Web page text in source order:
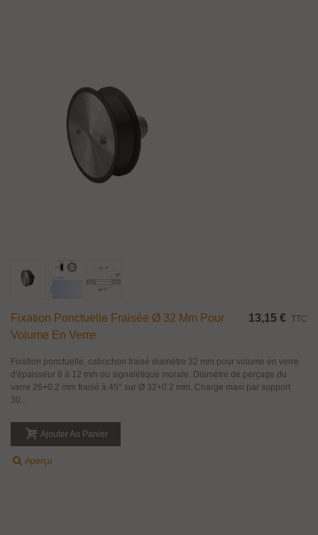
Fixation Ponctuelle Fraisée Ø 32 Mm Pour
Volume En Verre
13,15 € TTC
Fixation ponctuelle, cabochon fraisé diamètre 32 mm pour volume en verre
d'épaisseur 8 à 12 mm ou signalétique murale. Diamètre de perçage du
verre 26+0.2 mm fraisé à 45° sur Ø 32+0.2 mm. Charge maxi par support
30...
Ajouter Au Panier
Aperçu